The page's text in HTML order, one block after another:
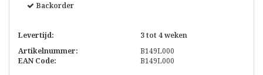
Backorder
Levertijd:
3 tot 4 weken
Artikelnummer:
B149L000
EAN Code:
B149L000